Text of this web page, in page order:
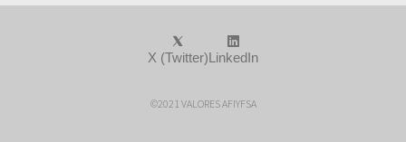
©2021 VALORES AFIYFSA
X (Twitter)LinkedIn